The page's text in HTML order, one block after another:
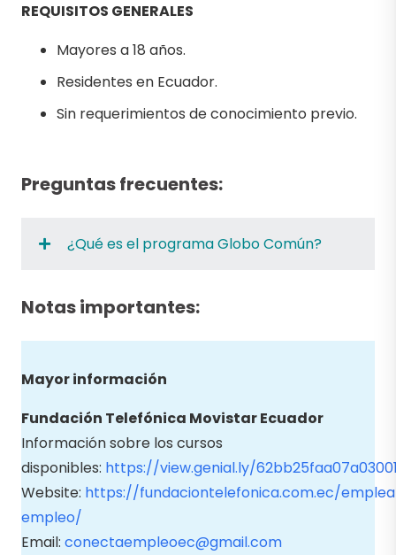
REQUISITOS GENERALES
Mayores a 18 años.
Residentes en Ecuador.
Sin requerimientos de conocimiento previo.
Preguntas frecuentes:
¿Qué es el programa Globo Común?
Notas importantes:
Mayor información
Fundación Telefónica Movistar Ecuador
Información sobre los cursos
disponibles: https://view.genial.ly/
Website: https://fundaciontelefonica.com.ec/
empleo/
Email: conectaempleoec@gmail.com